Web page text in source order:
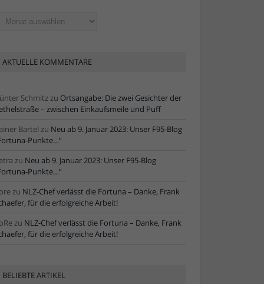
AKTUELLE KOMMENTARE
Schmitzzu Ortsangabe: Die zwei Gesichter der
– zwischen Einkaufsmeile und Puff
Bartel zu Neu ab 9. Januar 2023: Unser F95-Blog
Punkte…“
zu Neu ab 9. Januar 2023: Unser F95-Blog
Punkte…“
zu NLZ-Chef verlässt die Fortuna – Danke, Frank
für die erfolgreiche Arbeit!
zu NLZ-Chef verlässt die Fortuna – Danke, Frank
für die erfolgreiche Arbeit!
BELIEBTE ARTIKEL